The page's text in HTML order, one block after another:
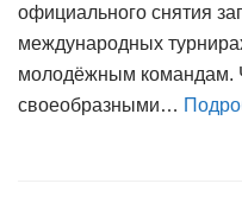
официального снятия
международных
молодёжным командам.
своеобразными…